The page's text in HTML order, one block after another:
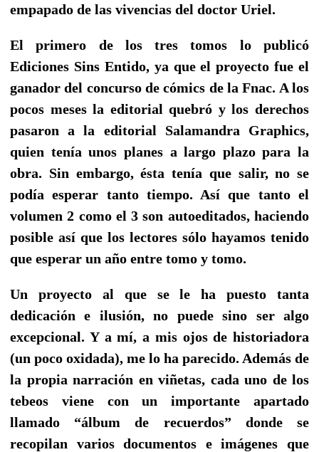
empapado de las vivencias del doctor Uriel.
El primero de los tres tomos lo publicó
Ediciones Sins Entido, ya que el proyecto fue el
ganador del concurso de cómics de la Fnac. A los
pocos meses la editorial quebró y los derechos
pasaron a la editorial Salamandra Graphics,
quien tenía unos planes a largo plazo para la
obra. Sin embargo, ésta tenía que salir, no se
podía esperar tanto tiempo. Así que tanto el
volumen 2 como el 3 son autoeditados, haciendo
posible así que los lectores sólo hayamos tenido
que esperar un año entre tomo y tomo.
Un proyecto al que se le ha puesto tanta
dedicación e ilusión, no puede sino ser algo
excepcional. Y a mí, a mis ojos de historiadora
(un poco oxidada), me lo ha parecido. Además de
la propia narración en viñetas, cada uno de los
tebeos viene con un importante apartado
llamado “álbum de recuerdos” donde se
recopilan varios documentos e imágenes que